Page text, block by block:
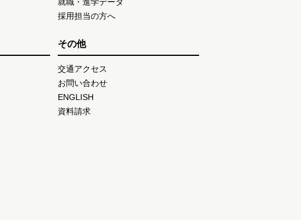
採用担当の方へ
その他
交通アクセス
お問い合わせ
ENGLISH
資料請求